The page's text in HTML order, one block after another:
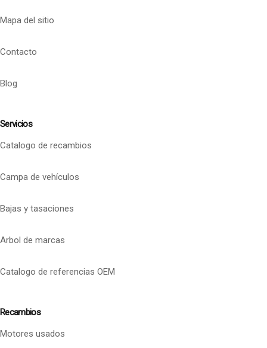
Mapa del sitio
Contacto
Blog
Servicios
Catalogo de recambios
Campa de vehículos
Bajas y tasaciones
Arbol de marcas
Catalogo de referencias OEM
Recambios
Motores usados